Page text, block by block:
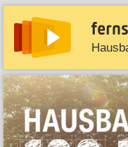
News Entdecken